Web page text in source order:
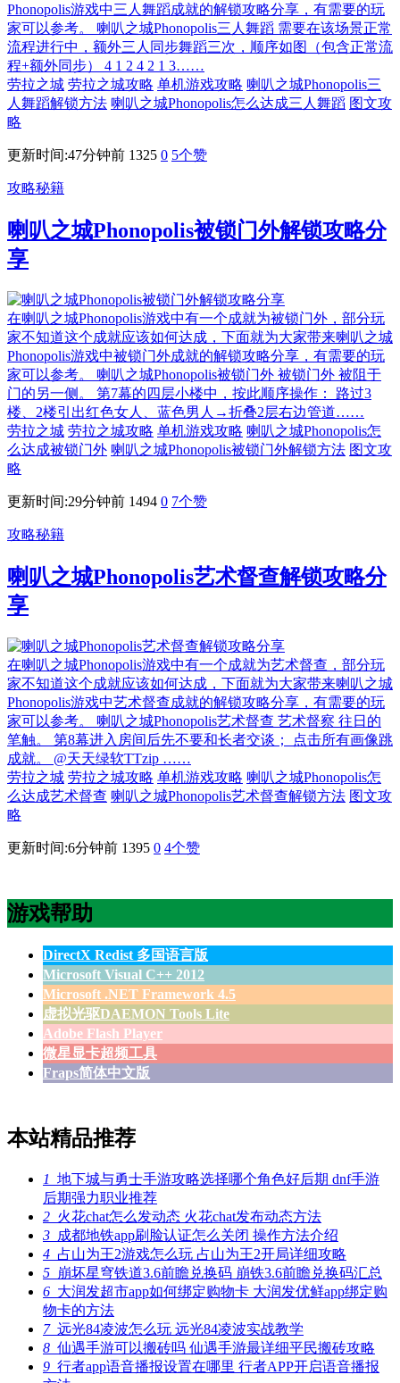
Phonopolis游戏中三人舞蹈成就的解锁攻略分享，有需要的玩
家可以参考。 喇叭之城Phonopolis三人舞蹈 需要在该场景正常
流程进行中，额外三人同步舞蹈三次，顺序如图（包含正常流
程+额外同步） 4 1 2 4 2 1 3……
劳拉之城 劳拉之城攻略 单机游戏攻略 喇叭之城Phonopolis三
人舞蹈解锁方法 喇叭之城Phonopolis怎么达成三人舞蹈 图文攻
略
更新时间:47分钟前 1325 0 5个赞
攻略秘籍
喇叭之城Phonopolis被锁门外解锁攻略分
享
在喇叭之城Phonopolis游戏中有一个成就为被锁门外，部分玩
家不知道这个成就应该如何达成，下面就为大家带来喇叭之城
Phonopolis游戏中被锁门外成就的解锁攻略分享，有需要的玩
家可以参考。 喇叭之城Phonopolis被锁门外 被锁门外 被阻于
门的另一侧。 第7幕的四层小楼中，按此顺序操作： 路过3
楼、2楼引出红色女人、蓝色男人→折叠2层右边管道……
劳拉之城 劳拉之城攻略 单机游戏攻略 喇叭之城Phonopolis怎
么达成被锁门外 喇叭之城Phonopolis被锁门外解锁方法 图文攻
略
更新时间:29分钟前 1494 0 7个赞
攻略秘籍
喇叭之城Phonopolis艺术督查解锁攻略分
享
在喇叭之城Phonopolis游戏中有一个成就为艺术督查，部分玩
家不知道这个成就应该如何达成，下面就为大家带来喇叭之城
Phonopolis游戏中艺术督查成就的解锁攻略分享，有需要的玩
家可以参考。 喇叭之城Phonopolis艺术督查 艺术督察 往日的
笔触。 第8幕进入房间后先不要和长者交谈； 点击所有画像跳
成就。 @天天绿软TTzip ……
劳拉之城 劳拉之城攻略 单机游戏攻略 喇叭之城Phonopolis怎
么达成艺术督查 喇叭之城Phonopolis艺术督查解锁方法 图文攻
略
更新时间:6分钟前 1395 0 4个赞
游戏帮助
DirectX Redist 多国语言版
Microsoft Visual C++ 2012
Microsoft .NET Framework 4.5
虚拟光驱DAEMON Tools Lite
Adobe Flash Player
微星显卡超频工具
Fraps简体中文版
本站精品推荐
1 地下城与勇士手游攻略选择哪个角色好后期 dnf手游
后期强力职业推荐
2 火花chat怎么发动态 火花chat发布动态方法
3 成都地铁app刷脸认证怎么关闭 操作方法介绍
4 占山为王2游戏怎么玩 占山为王2开局详细攻略
5 崩坏星穹铁道3.6前瞻兑换码 崩铁3.6前瞻兑换码汇总
6 大润发超市app如何绑定购物卡 大润发优鲜app绑定购
物卡的方法
7远光84凌波怎么玩 远光84凌波实战教学
8 仙遇手游可以搬砖吗 仙遇手游最详细平民搬砖攻略
9 行者app语音播报设置在哪里 行者APP开启语音播报